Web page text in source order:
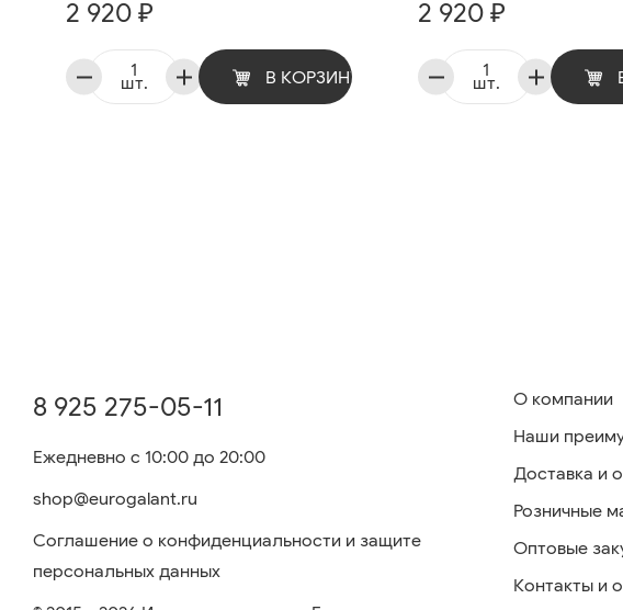
2 920 ₽
шт. В КОРЗИНУ
2 920 ₽
шт.
8 925 275-05-11
Ежедневно с 10:00 до 20:00
shop@eurogalant.ru
Соглашение о конфиденциальности и защите
персональных данных
О компании
Наши
Доставка и
Розничные
Оптовые
Контакты и